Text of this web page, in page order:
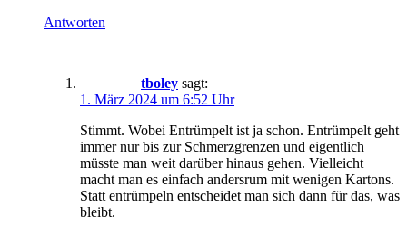
Antworten
tboley sagt:
1. März 2024 um 6:52 Uhr
Stimmt. Wobei Entrümpelt ist ja schon. Entrümpelt geht
immer nur bis zur Schmerzgrenzen und eigentlich
müsste man weit darüber hinaus gehen. Vielleicht
macht man es einfach andersrum mit wenigen Kartons.
Statt entrümpeln entscheidet man sich dann für das, was
bleibt.